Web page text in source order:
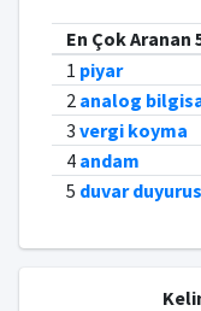
En Çok Aranan
1 piyar
2 analog
3 vergi koyma
4 andam
5 duvar